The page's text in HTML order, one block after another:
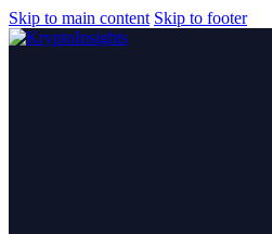
Skip to main content Skip to footer